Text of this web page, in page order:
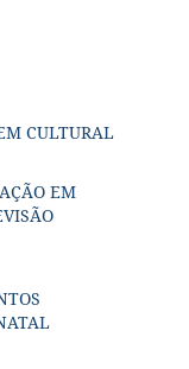
CULTURAL
EM